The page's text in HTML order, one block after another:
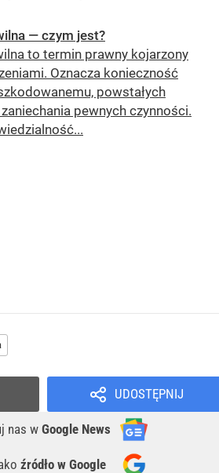
— czym jest?
to termin prawny kojarzony
Oznacza konieczność
powstałych
pewnych czynności.
UDOSTĘPNIJ
nas w Google News
źródło w Google